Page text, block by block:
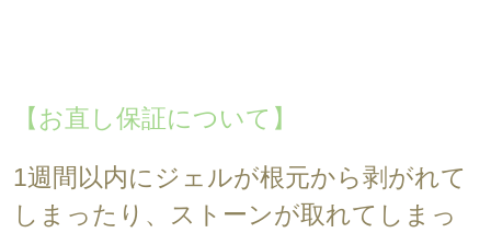
【お直し保証について】
1週間以内にジェルが根元から剥がれて
しまったり、ストーンが取れてしまっ